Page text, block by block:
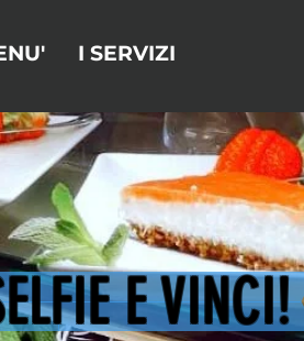
I SERVIZI
E VINCI!